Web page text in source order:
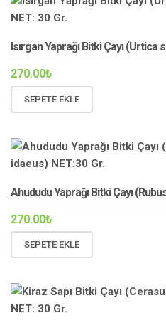
Isırgan Yaprağı Bitki Çayı (Urtica
270.00₺
SEPETE EKLE
Ahududu Yaprağı Bitki Çayı
270.00₺
SEPETE EKLE